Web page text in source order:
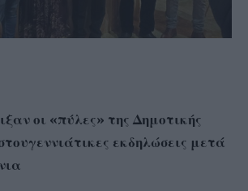
οι «πύλες» της Δημοτικής
εκδηλώσεις μετά